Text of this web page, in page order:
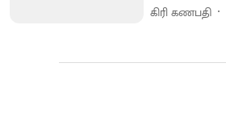
கிரி கணபதி